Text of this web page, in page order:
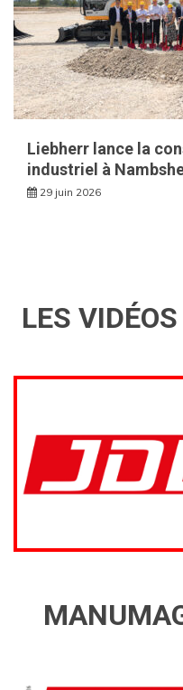
Liebherr lance la
industriel à
29 juin 2026
LES